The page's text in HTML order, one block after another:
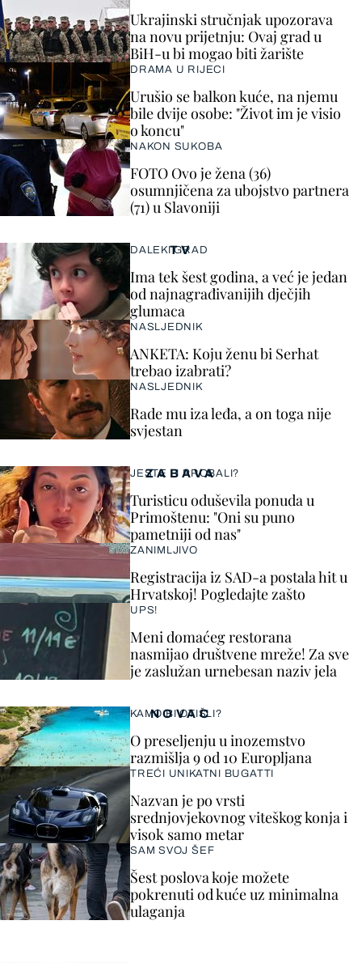
Ukrajinski stručnjak upozorava
na novu prijetnju: Ovaj grad u
BiH-u bi mogao biti žarište
DRAMA U RIJECI
Urušio se balkon kuće, na njemu
bile dvije osobe: "Život im je visio
o koncu"
NAKON SUKOBA
FOTO Ovo je žena (36)
osumnjičena za ubojstvo partnera
(71) u Slavoniji
ZABAVA
JESTE LI PROBALI?
Turisticu oduševila ponuda u
Primoštenu: "Oni su puno
pametniji od nas"
ZANIMLJIVO
Registracija iz SAD-a postala hit u
Hrvatskoj! Pogledajte zašto
UPS!
Meni domaćeg restorana
nasmijao društvene mreže! Za sve
je zaslužan urnebesan naziv jela
TV
DALEKI GRAD
Ima tek šest godina, a već je jedan
od najnagrađivanijih dječjih
glumaca
NASLJEDNIK
ANKETA: Koju ženu bi Serhat
trebao izabrati?
NASLJEDNIK
Rade mu iza leđa, a on toga nije
svjestan
NOVAC
KAMO BI OTIŠLI?
O preseljenju u inozemstvo
razmišlja 9 od 10 Europljana
TREĆI UNIKATNI BUGATTI
Nazvan je po vrsti
srednjovjekovnog viteškog konja i
visok samo metar
SAM SVOJ ŠEF
Šest poslova koje možete
pokrenuti od kuće uz minimalna
ulaganja